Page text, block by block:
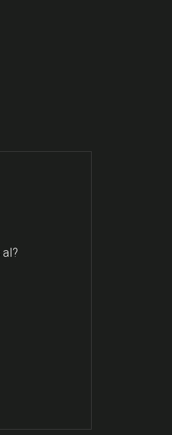
te analyseren. Door op